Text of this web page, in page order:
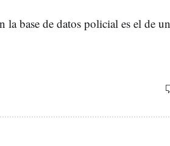
la base de datos policial es el de un